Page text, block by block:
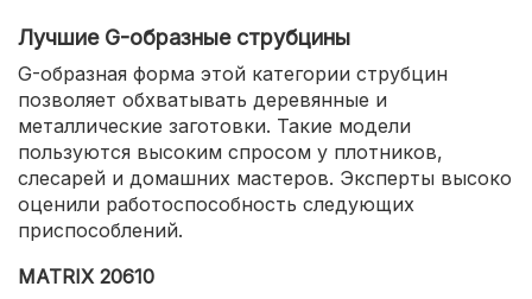
Лучшие G-образные струбцины
G-образная форма этой категории струбцин
позволяет обхватывать деревянные и
металлические заготовки. Такие модели
пользуются высоким спросом у плотников,
слесарей и домашних мастеров. Эксперты высоко
оценили работоспособность следующих
приспособлений.
MATRIX 20610